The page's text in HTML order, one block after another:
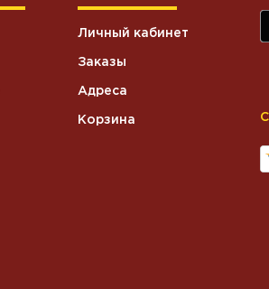
Личный кабинет
Заказы
Адреса
Корзина